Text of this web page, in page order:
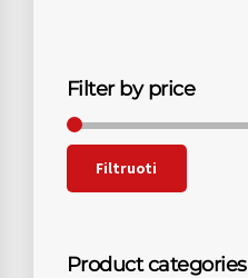
Filter by price
Filtruoti
Product categories